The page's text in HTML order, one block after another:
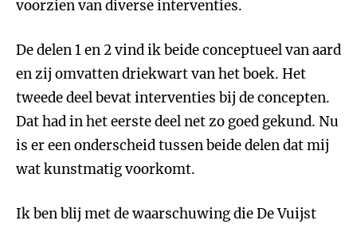
voorzien van diverse interventies.
De delen 1 en 2 vind ik beide conceptueel van aard
en zij omvatten driekwart van het boek. Het
tweede deel bevat interventies bij de concepten.
Dat had in het eerste deel net zo goed gekund. Nu
is er een onderscheid tussen beide delen dat mij
wat kunstmatig voorkomt.
Ik ben blij met de waarschuwing die De Vuijst